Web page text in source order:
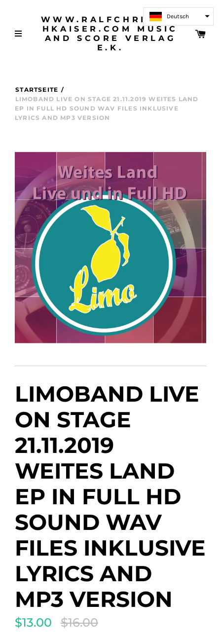
WWW.RALFCHRISTOP
HKAISER.COM MUSIC
AND SCORE VERLAG
E.K.
STARTSEITE /
LIMOBAND LIVE ON STAGE 21.11.2019 WEITES LAND
EP IN FULL HD SOUND WAV FILES INKLUSIVE
LYRICS AND MP3 VERSION
LIMOBAND LIVE
ON STAGE
21.11.2019
WEITES LAND
EP IN FULL HD
SOUND WAV
FILES INKLUSIVE
LYRICS AND
MP3 VERSION
$13.00
Translation
$16.00
Deutsch